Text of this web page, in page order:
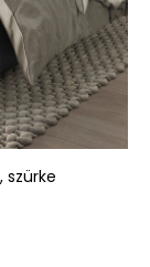
szürke